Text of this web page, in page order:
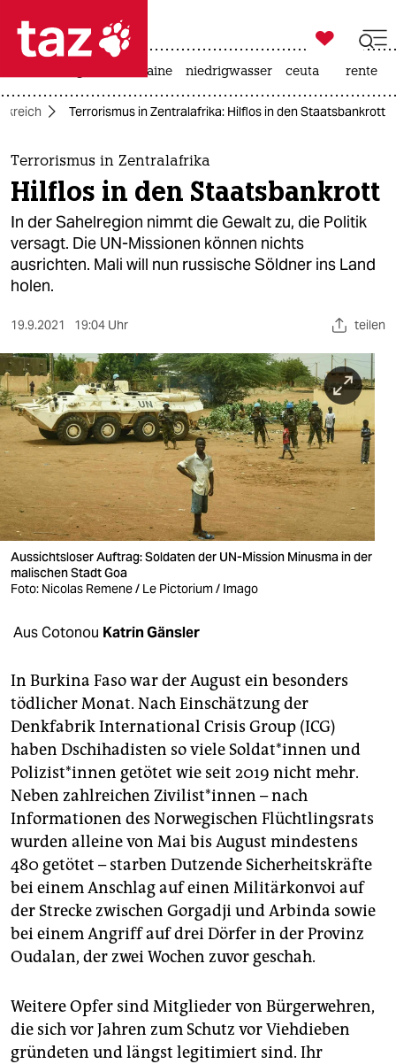
 taz zahl ich
taz zahl ich
themen
politik
öko
gesellschaft
kultur
sport
berlin
nord
wahrheit
verlag
verlag
veranstaltungen
unterstützen
abo
genossenschaft
epaper login

taz zahl ich
krieg in der ukraine niedrigwasser ceuta rente
Terrorismus in Zentralafrika: Hilflos in den Staatsbankrott
Terrorismus in Zentralafrika
Hilflos in den Staatsbankrott
In der Sahelregion nimmt die Gewalt zu, die Politik
versagt. Die UN-Missionen können nichts
ausrichten. Mali will nun russische Söldner ins Land
holen.
19.9.2021 19:04 Uhr teilen
Aussichtsloser Auftrag: Soldaten der UN-Mission Minusma in der
malischen Stadt Goa
Foto: Nicolas Remene / Le Pictorium / Imago
Aus Cotonou Katrin Gänsler
In Burkina Faso war der August ein besonders
tödlicher Monat. Nach Einschätzung der
Denkfabrik International Crisis Group (ICG)
haben Dschihadisten so viele Sol­da­t*in­nen und
Po­li­zis­t*in­nen getötet wie seit 2019 nicht mehr.
Neben zahlreichen Zi­vi­lis­t*in­nen – nach
Informationen des Norwegischen Flüchtlingsrats
wurden alleine von Mai bis August mindestens
480 getötet – starben Dutzende Sicherheitskräfte
bei einem Anschlag auf einen Militärkonvoi auf
der Strecke zwischen Gorgadji und Arbinda sowie
bei einem Angriff auf drei Dörfer in der Provinz
Oudalan, der zwei Wochen zuvor geschah.
Weitere Opfer sind Mitglieder von Bürgerwehren,
die sich vor Jahren zum Schutz vor Viehdieben
gründeten und längst legitimiert sind. Ihr